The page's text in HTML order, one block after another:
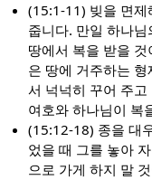
(15:1-11) 빚을 면제
줍니다. 만일 하나
땅에서 복을 받을
은 땅에 거주하는
서 넉넉히 꾸어 주
여호와 하나님이 복
(15:12-18) 종을 대
었을 때 그를 놓아
으로 가게 하지 말